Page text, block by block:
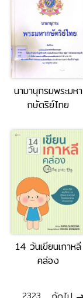
นามานุกรมพระมหา
กษัตริย์ไทย
14 วันเขียนเกาหลี
คล่อง